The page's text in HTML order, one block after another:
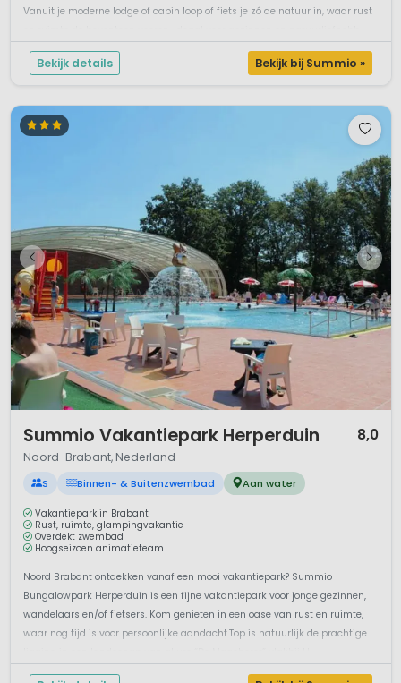
Vanuit je moderne lodge of cabin loop of fiets je zó de natuur in, waar rust
Bekijk details Bekijk bij Summio »
Summio Vakantiepark Herperduin 8,0
Noord-Brabant, Nederland
S Binnen- & Buitenzwembad Aan water
Vakantiepark in Brabant
Rust, ruimte, glampingvakantie
Overdekt zwembad
Hoogseizoen animatieteam
Noord Brabant ontdekken vanaf een mooi vakantiepark? Summio
Bungalowpark Herperduin is een fijne vakantiepark voor jonge gezinnen,
wandelaars en/of fietsers. Kom genieten in een oase van rust en ruimte,
waar nog tijd is voor persoonlijke aandacht.Top is natuurlijk de prachtige